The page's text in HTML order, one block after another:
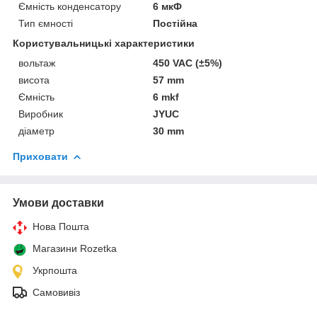
Ємність конденсатору
6 мкФ
Тип ємності
Постійна
Користувальницькі характеристики
вольтаж
450 VAC (±5%)
висота
57 mm
Ємність
6 mkf
Виробник
JYUC
діаметр
30 mm
Приховати
Умови доставки
Нова Пошта
Магазини Rozetka
Укрпошта
Самовивіз